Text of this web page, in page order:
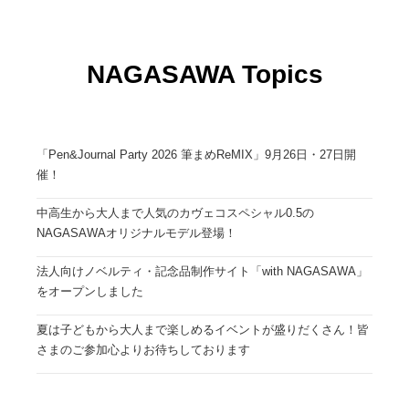
NAGASAWA Topics
「Pen&Journal Party 2026 筆まめReMIX」9月26日・27日開
催！
中高生から大人まで人気のカヴェコスペシャル0.5の
NAGASAWAオリジナルモデル登場！
法人向けノベルティ・記念品制作サイト「with NAGASAWA」
をオープンしました
夏は子どもから大人まで楽しめるイベントが盛りだくさん！皆
さまのご参加心よりお待ちしております